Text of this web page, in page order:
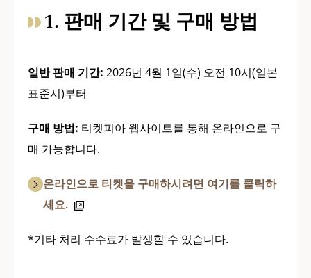
1. 판매 기간 및 구매 방법
일반 판매 기간: 2026년 4월 1일(수) 오전 10시(일본
표준시)부터
구매 방법: 티켓피아 웹사이트를 통해 온라인으로 구
매 가능합니다.
온라인으로 티켓을 구매하시려면 여기를 클릭하
세요.
*기타 처리 수수료가 발생할 수 있습니다.